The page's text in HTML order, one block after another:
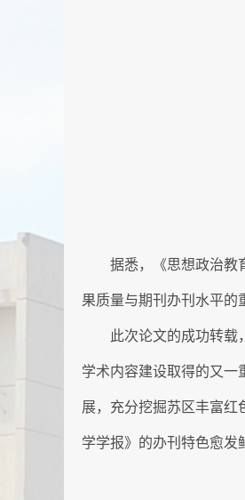
据悉，《思想政治教
果质量与期刊办刊水平的
此次论文的成功转载
学术内容建设取得的又一
展，充分挖掘苏区丰富红
学学报》的办刊特色愈发